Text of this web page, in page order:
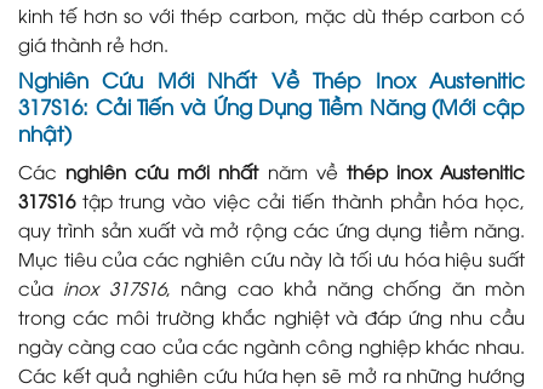
kinh tế hơn so với thép carbon, mặc dù thép carbon có
giá thành rẻ hơn.
Nghiên Cứu Mới Nhất VềThép Inox Austenitic
317S16: Cải Tiến và Ứng Dụng Tiềm Năng (Mới cập
nhật)
Các nghiên cứu mới nhấtnăm về thép inox Austenitic
317S16tập trung vào việc cải tiến thành phần hóa học,
quy trình sản xuất và mở rộng các ứng dụng tiềm năng.
Mục tiêu của các nghiên cứu này là tối ưu hóa hiệu suất
của inox 317S16, nâng cao khả năng chống ăn mòn
trong các môi trường khắc nghiệt và đáp ứng nhu cầu
ngày càng cao của các ngành công nghiệp khác nhau.
Các kết quả nghiên cứu hứa hẹn sẽ mở ra những hướng